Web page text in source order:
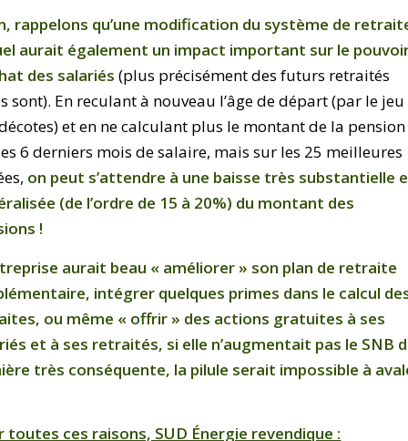
rappelons qu’une modification du système de
aurait également un impact important sur le
des salariés (plus précisément des futurs retraités
sont). En reculant à nouveau l’âge de départ (par le jeu
et en ne calculant plus le montant de la pension
6 derniers mois de salaire, mais sur les 25 meilleures
on peut s’attendre à une baisse très substantielle
(de l’ordre de 15 à 20%) du montant des
!
aurait beau « améliorer » son plan de retraite
intégrer quelques primes dans le calcul
ou même « offrir » des actions gratuites à ses
et à ses retraités, si elle n’augmentait pas le SNB
très conséquente, la pilule serait impossible à
toutes ces raisons, SUD Énergie revendique :